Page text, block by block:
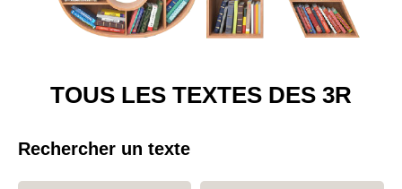
TOUS LES TEXTES DES 3R
Rechercher un texte